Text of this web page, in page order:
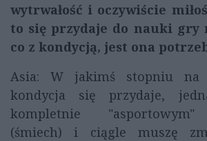
wytrwałość i oczywiście
to się przydaje do nauki gry
co z kondycją, jest ona
Asia: W jakimś stopniu na
kondycja się przydaje,
kompletnie "asportowym"
(śmiech) i ciągle muszę